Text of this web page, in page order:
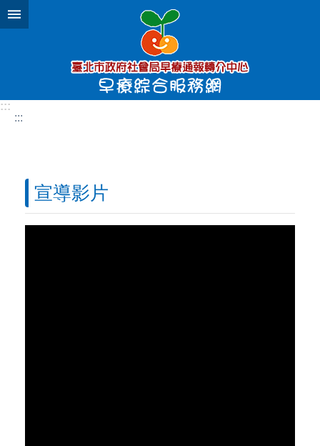
跳到主要內容區塊
:::
:::
宣導影片